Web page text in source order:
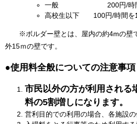
一般 200円/時
高校生以下 100円/時間を
※ボルダー壁とは、屋内の約4mの壁
外15ｍの壁です。
●使用料全般についての注意事項
市民以外の方が利用される
料の5割増しになります。
営利目的での利用の場合、各施設の